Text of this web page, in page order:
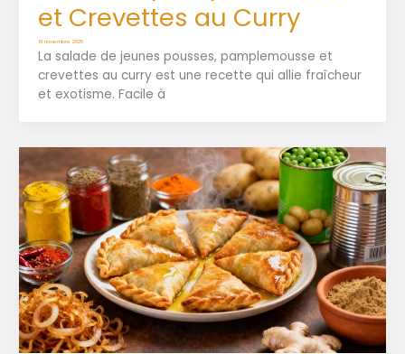
et Crevettes au Curry
19 novembre 2025
La salade de jeunes pousses, pamplemousse et
crevettes au curry est une recette qui allie fraîcheur
et exotisme. Facile à